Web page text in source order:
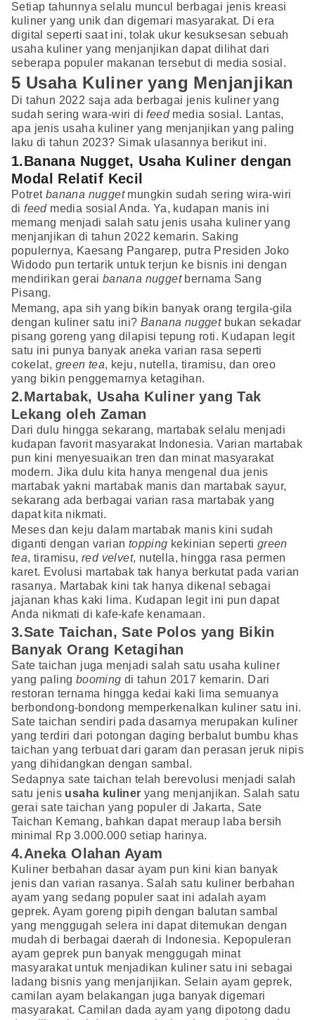
Setiap tahunnya selalu muncul berbagai jenis kreasi
kuliner yang unik dan digemari masyarakat. Di era
digital seperti saat ini, tolak ukur kesuksesan sebuah
usaha kuliner yang menjanjikan dapat dilihat dari
seberapa populer makanan tersebut di media sosial.
5 Usaha Kuliner yang Menjanjikan
Di tahun 2022 saja ada berbagai jenis kuliner yang
sudah sering wara-wiri difeed media sosial. Lantas,
apa jenis usaha kuliner yang menjanjikan yang paling
laku di tahun 2023? Simak ulasannya berikut ini.
1.Banana Nugget, Usaha Kuliner dengan
Modal Relatif Kecil
Potret banana nuggetmungkin sudah sering wira-wiri
difeedmedia sosial Anda. Ya, kudapan manis ini
memang menjadi salah satu jenis usaha kuliner yang
menjanjikan di tahun 2022 kemarin. Saking
populernya, Kaesang Pangarep, putra Presiden Joko
Widodo pun tertarik untuk terjun ke bisnis ini dengan
mendirikan gerai banana nuggetbernama Sang
Pisang.
Memang, apa sih yang bikin banyak orang tergila-gila
dengan kuliner satu ini? Banana nuggetbukan sekadar
pisang goreng yang dilapisi tepung roti. Kudapan legit
satu ini punya banyak aneka varian rasa seperti
cokelat, green tea, keju, nutella, tiramisu, dan oreo
yang bikin penggemarnya ketagihan.
2.Martabak, Usaha Kuliner yang Tak
Lekang oleh Zaman
Dari dulu hingga sekarang, martabak selalu menjadi
kudapan favorit masyarakat Indonesia. Varian martabak
pun kini menyesuaikan tren dan minat masyarakat
modern. Jika dulu kita hanya mengenal dua jenis
martabak yakni martabak manis dan martabak sayur,
sekarang ada berbagai varian rasa martabak yang
dapat kita nikmati.
Meses dan keju dalam martabak manis kini sudah
diganti dengan varian topping kekinian seperti green
tea, tiramisu,red velvet, nutella, hingga rasa permen
karet. Evolusi martabak tak hanya berkutat pada varian
rasanya. Martabak kini tak hanya dikenal sebagai
jajanan khas kaki lima. Kudapan legit ini pun dapat
Anda nikmati di kafe-kafe kenamaan.
3.Sate Taichan, Sate Polos yang Bikin
Banyak Orang Ketagihan
Sate taichan juga menjadi salah satu usaha kuliner
yang paling booming di tahun 2017 kemarin. Dari
restoran ternama hingga kedai kaki lima semuanya
berbondong-bondong memperkenalkan kuliner satu ini.
Sate taichan sendiri pada dasarnya merupakan kuliner
yang terdiri dari potongan daging berbalut bumbu khas
taichan yang terbuat dari garam dan perasan jeruk nipis
yang dihidangkan dengan sambal.
Sedapnya sate taichan telah berevolusi menjadi salah
satu jenis usaha kuliner yang menjanjikan. Salah satu
gerai sate taichan yang populer di Jakarta, Sate
Taichan Kemang, bahkan dapat meraup laba bersih
minimal Rp 3.000.000 setiap harinya.
4.Aneka Olahan Ayam
Kuliner berbahan dasar ayam pun kini kian banyak
jenis dan varian rasanya. Salah satu kuliner berbahan
ayam yang sedang populer saat ini adalah ayam
geprek. Ayam goreng pipih dengan balutan sambal
yang menggugah selera ini dapat ditemukan dengan
mudah di berbagai daerah di Indonesia. Kepopuleran
ayam geprek pun banyak menggugah minat
masyarakat untuk menjadikan kuliner satu ini sebagai
ladang bisnis yang menjanjikan. Selain ayam geprek,
camilan ayam belakangan juga banyak digemari
masyarakat. Camilan dada ayam yang dipotong dadu